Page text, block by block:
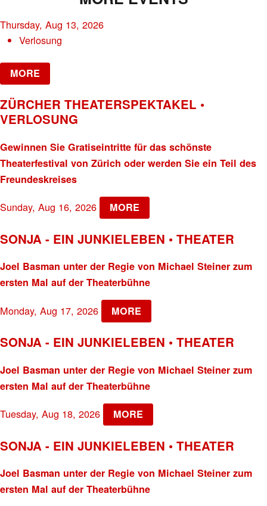
Thursday, Aug 13, 2026
Verlosung
MORE
ZÜRCHER THEATERSPEKTAKEL •
VERLOSUNG
Gewinnen Sie Gratiseintritte für das schönste
Theaterfestival von Zürich oder werden Sie ein Teil des
Freundeskreises
Sunday, Aug 16, 2026 MORE
SONJA - EIN JUNKIELEBEN • THEATER
Joel Basman unter der Regie von Michael Steiner zum
ersten Mal auf der Theaterbühne
Monday, Aug 17, 2026 MORE
SONJA - EIN JUNKIELEBEN • THEATER
Joel Basman unter der Regie von Michael Steiner zum
ersten Mal auf der Theaterbühne
Tuesday, Aug 18, 2026 MORE
SONJA - EIN JUNKIELEBEN • THEATER
Joel Basman unter der Regie von Michael Steiner zum
ersten Mal auf der Theaterbühne